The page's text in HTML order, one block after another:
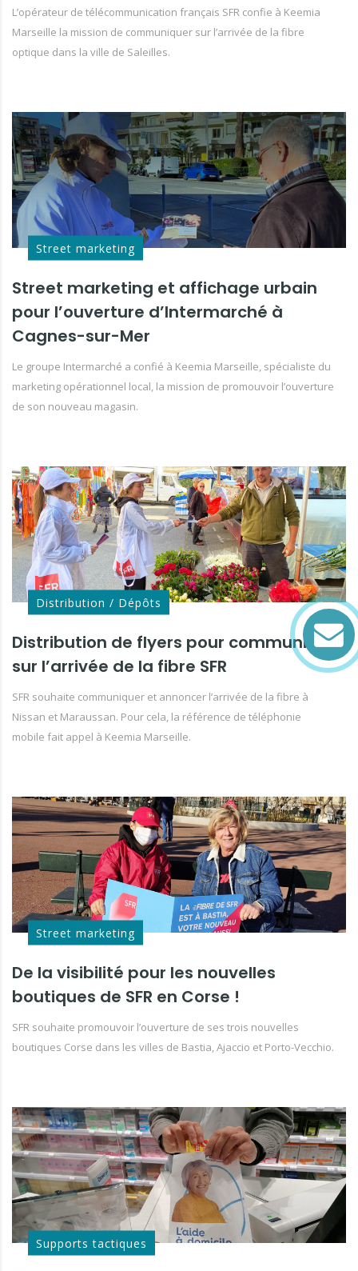
L’opérateur de télécommunication français SFR confie à Keemia
Marseille la mission de communiquer sur l’arrivée de la fibre
optique dans la ville de Saleilles.
Street marketing
Street marketing et affichage urbain
pour l’ouverture d’Intermarché à
Cagnes-sur-Mer
Le groupe Intermarché a confié à Keemia Marseille, spécialiste du
marketing opérationnel local, la mission de promouvoir l’ouverture
de son nouveau magasin.
Distribution / Dépôts
Distribution de flyers pour communiquer
sur l’arrivée de la fibre SFR
SFR souhaite communiquer et annoncer l’arrivée de la fibre à
Nissan et Maraussan. Pour cela, la référence de téléphonie
mobile fait appel à Keemia Marseille.
Street marketing
De la visibilité pour les nouvelles
boutiques de SFR en Corse !
SFR souhaite promouvoir l’ouverture de ses trois nouvelles
boutiques Corse dans les villes de Bastia, Ajaccio et Porto-Vecchio.
Supports tactiques